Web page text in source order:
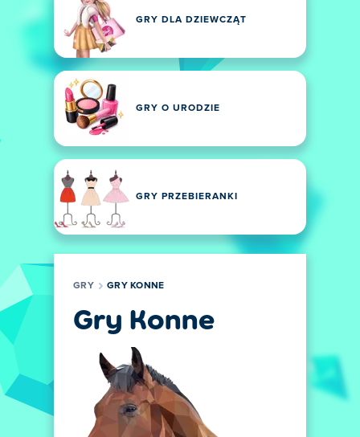
GRY DLA DZIEWCZĄT
GRY O URODZIE
GRY PRZEBIERANKI
GRY GRY KONNE
Gry Konne